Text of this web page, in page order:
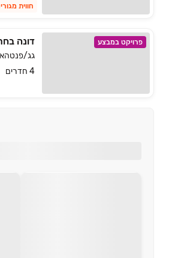
חווית
פרויקט במבצע דונה בחריש 2 -
גג/
4 חדרים